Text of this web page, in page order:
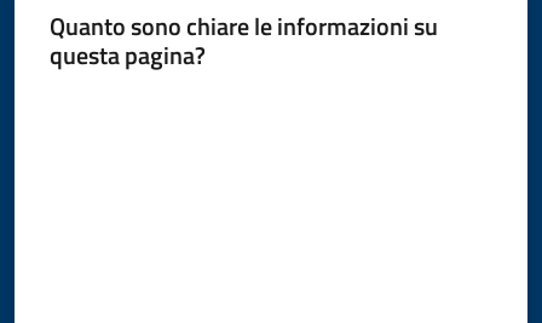
Quanto sono chiare le informazioni su
questa pagina?